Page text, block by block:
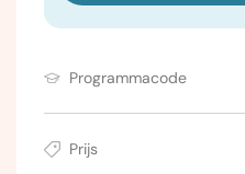
Programmacode
Prijs